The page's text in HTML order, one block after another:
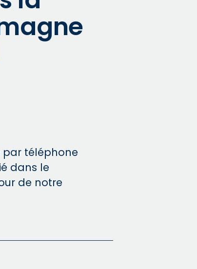
par téléphone
dans le
de notre